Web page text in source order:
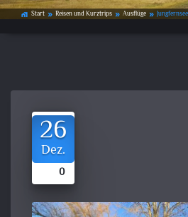
home_work Start double_arrow Reisen und Kurztrips double_arrow Ausflüge double_arrow Jungfernsee
26
Dez.
0